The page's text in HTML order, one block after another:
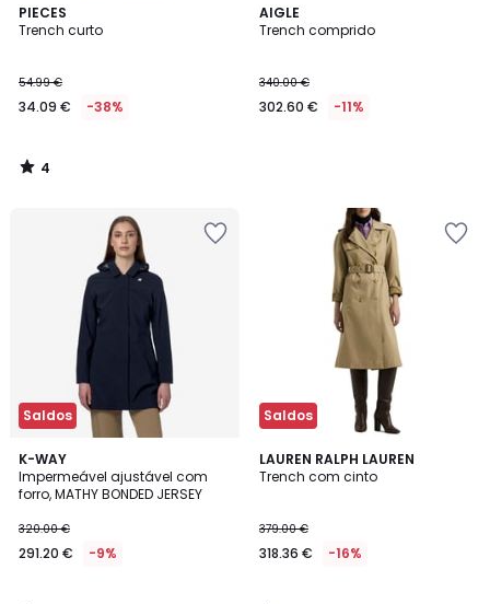
PIECES
Trench curto
54.99 €
34.09 € -38%
4
/
4
/
AIGLE
Trench comprido
340.00 €
302.60 € -11%
Saldos
K-WAY
Impermeável ajustável com
forro, MATHY BONDED JERSEY
320.00 €
291.20 € -9%
5
/
5
Saldos
LAUREN RALPH LAUREN
Trench com cinto
379.00 €
318.36 € -16%
3
/